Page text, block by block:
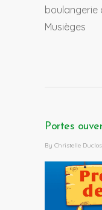
boulangerie
Musièges
Portes
By Christelle Duclos